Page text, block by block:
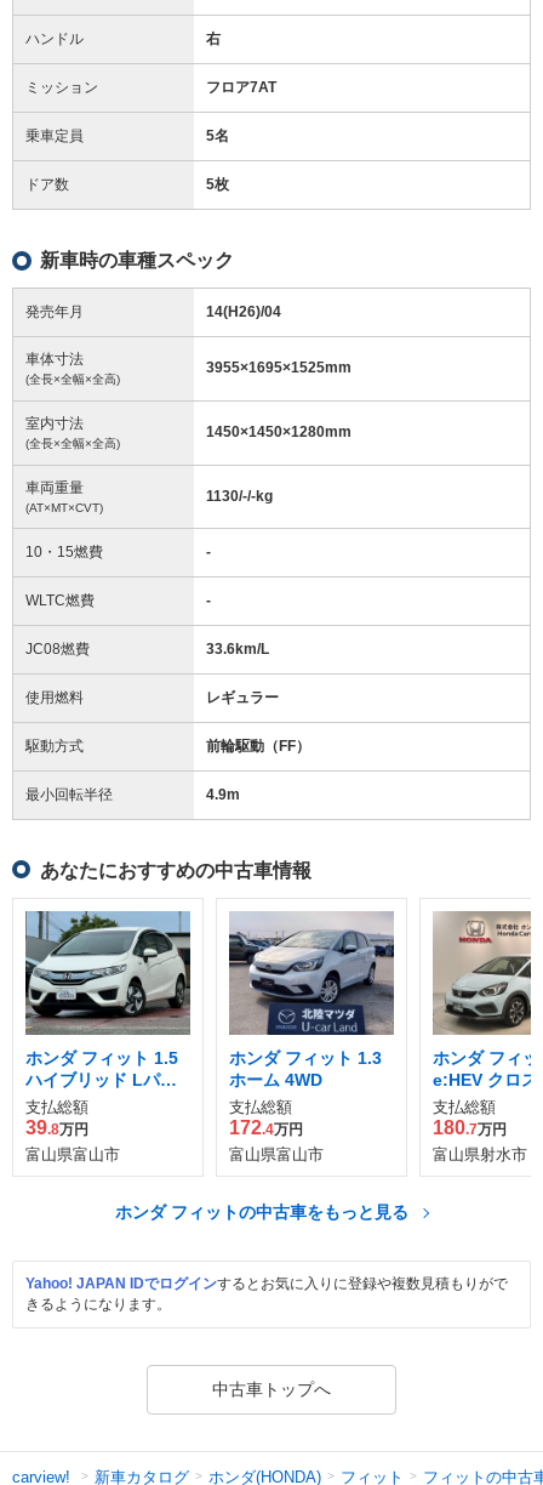
ハンドル 右
ミッション フロア7AT
乗車定員 5名
ドア数 5枚
新車時の車種スペック
発売年月 14(H26)/04
車体寸法
(全長×全幅×全高)
3955×1695×1525mm
室内寸法
(全長×全幅×全高)
1450×1450×1280mm
車両重量
(AT×MT×CVT)
1130/-/-kg
10・15燃費 -
WLTC燃費 -
JC08燃費 33.6km/L
使用燃料 レギュラー
駆動方式 前輪駆動（FF）
最小回転半径 4.9m
あなたにおすすめの中古車情報
ホンダ フィット 1.5
ハイブリッド Lパッ
ケージ
支払総額
39.8万円
富山県富山市
ホンダ フィット 1.3
ホーム 4WD
支払総額
172.4万円
富山県富山市
ホンダ フィ
e:HEV クロス
支払総額
180.7万円
富山県射水市
ホンダ フィットの中古車をもっと見る
Yahoo! JAPAN IDでログインするとお気に入りに登録や複数見積もりがで
きるようになります。
中古車トップへ
carview! 新車カタログ ホンダ(HONDA) フィット フィットの中古